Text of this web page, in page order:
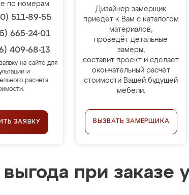
по номерам
511-89-55
665-24-01
409-68-13
на сайте для
и
расчёта
ЗАЯВКУ
Дизайнер-замерщик
приедет к Вам с каталогом
материалов,
проведёт детальные
замеры,
составит проект и сделает
окончательный расчёт
стоимости Вашей будущей
мебели.
ВЫЗВАТЬ ЗАМЕРЩИКА
при заказе